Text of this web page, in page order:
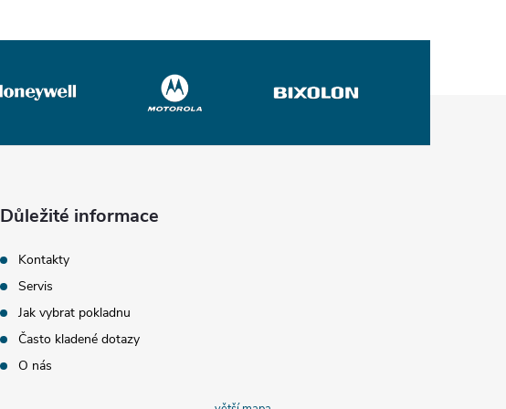
Důležité informace
Kontakty
Servis
Jak vybrat pokladnu
Často kladené dotazy
O nás